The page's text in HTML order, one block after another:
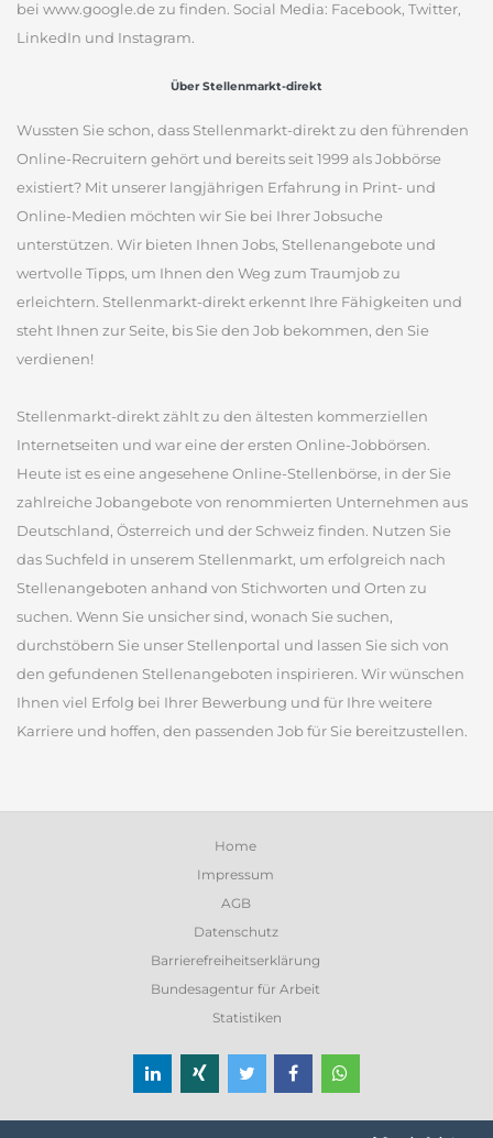
bei www.google.de zu finden. Social Media: Facebook, Twitter,
LinkedIn und Instagram.
Über Stellenmarkt-direkt
Wussten Sie schon, dass Stellenmarkt-direkt zu den führenden
Online-Recruitern gehört und bereits seit 1999 als Jobbörse
existiert? Mit unserer langjährigen Erfahrung in Print- und
Online-Medien möchten wir Sie bei Ihrer Jobsuche
unterstützen. Wir bieten Ihnen Jobs, Stellenangebote und
wertvolle Tipps, um Ihnen den Weg zum Traumjob zu
erleichtern. Stellenmarkt-direkt erkennt Ihre Fähigkeiten und
steht Ihnen zur Seite, bis Sie den Job bekommen, den Sie
verdienen!
Stellenmarkt-direkt zählt zu den ältesten kommerziellen
Internetseiten und war eine der ersten Online-Jobbörsen.
Heute ist es eine angesehene Online-Stellenbörse, in der Sie
zahlreiche Jobangebote von renommierten Unternehmen aus
Deutschland, Österreich und der Schweiz finden. Nutzen Sie
das Suchfeld in unserem Stellenmarkt, um erfolgreich nach
Stellenangeboten anhand von Stichworten und Orten zu
suchen. Wenn Sie unsicher sind, wonach Sie suchen,
durchstöbern Sie unser Stellenportal und lassen Sie sich von
den gefundenen Stellenangeboten inspirieren. Wir wünschen
Ihnen viel Erfolg bei Ihrer Bewerbung und für Ihre weitere
Karriere und hoffen, den passenden Job für Sie bereitzustellen.
Home
Impressum
AGB
Datenschutz
Barrierefreiheitserklärung
Bundesagentur für Arbeit
Statistiken